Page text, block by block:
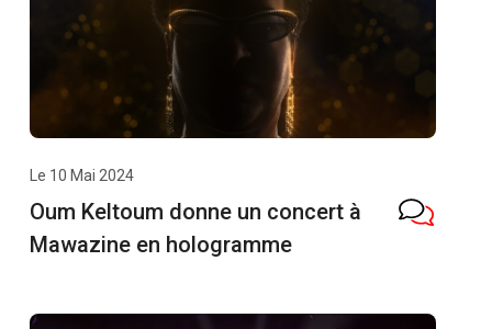
Le 10 Mai 2024
Oum Keltoum donne un concert à
Mawazine en hologramme